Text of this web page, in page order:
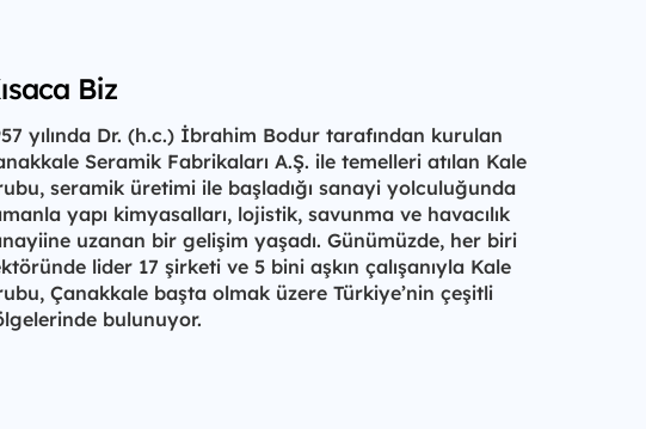
Biz
yılında Dr. (h.c.) İbrahim Bodur tarafından kurulan
Seramik Fabrikaları A.Ş. ile temelleri atılan Kale
seramik üretimi ile başladığı sanayi yolculuğunda
yapı kimyasalları, lojistik, savunma ve havacılık
uzanan bir gelişim yaşadı. Günümüzde, her biri
lider 17 şirketi ve 5 bini aşkın çalışanıyla Kale
Çanakkale başta olmak üzere Türkiye’nin çeşitli
bulunuyor.